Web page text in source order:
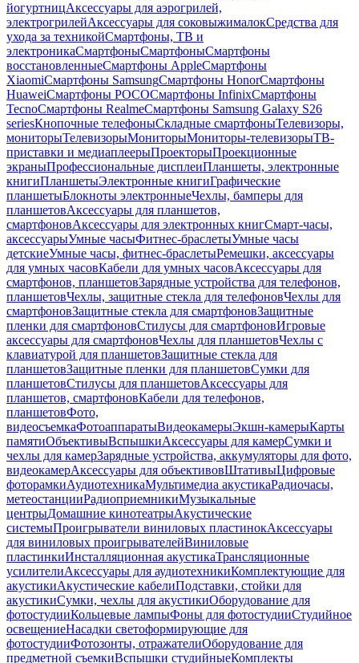
йогуртницАксессуары для аэрогрилей,
электрогрилейАксессуары для соковыжималокСредства для
ухода за техникойСмартфоны, ТВ и
электроникаСмартфоныСмартфоныСмартфоны
восстановленныеСмартфоны AppleСмартфоны
XiaomiСмартфоны SamsungСмартфоны HonorСмартфоны
HuaweiСмартфоны POCOСмартфоны InfinixСмартфоны
TecnoСмартфоны RealmeСмартфоны Samsung Galaxy S26
seriesКнопочные телефоныСкладные смартфоныТелевизоры,
мониторыТелевизорыМониторыМониторы-телевизорыТВ-
приставки и медиаплеерыПроекторыПроекционные
экраныПрофессиональные дисплеиПланшеты, электронные
книгиПланшетыЭлектронные книгиГрафические
планшетыБлокноты электронныеЧехлы, бамперы для
планшетовАксессуары для планшетов,
смартфоновАксессуары для электронных книгСмарт-часы,
аксессуарыУмные часыФитнес-браслетыУмные часы
детскиеУмные часы, фитнес-браслетыРемешки, аксессуары
для умных часовКабели для умных часовАксессуары для
смартфонов, планшетовЗарядные устройства для телефонов,
планшетовЧехлы, защитные стекла для телефоновЧехлы для
смартфоновЗащитные стекла для смартфоновЗащитные
пленки для смартфоновСтилусы для смартфоновИгровые
аксессуары для смартфоновЧехлы для планшетовЧехлы с
клавиатурой для планшетовЗащитные стекла для
планшетовЗащитные пленки для планшетовСумки для
планшетовСтилусы для планшетовАксессуары для
планшетов, смартфоновКабели для телефонов,
планшетовФото,
видеосъемкаФотоаппаратыВидеокамерыЭкшн-камерыКарты
памятиОбъективыВспышкиАксессуары для камерСумки и
чехлы для камерЗарядные устройства, аккумуляторы для фото,
видеокамерАксессуары для объективовШтативыЦифровые
фоторамкиАудиотехникаМультимедиа акустикаРадиочасы,
метеостанцииРадиоприемникиМузыкальные
центрыДомашние кинотеатрыАкустические
системыПроигрыватели виниловых пластинокАксессуары
для виниловых проигрывателейВиниловые
пластинкиИнсталляционная акустикаТрансляционные
усилителиАксессуары для аудиотехникиКомплектующие для
акустикиАкустические кабелиПодставки, стойки для
акустикиСумки, чехлы для акустикиОборудование для
фотостудииКольцевые лампыФоны для фотостудииСтудийное
освещениеНасадки светоформирующие для
фотостудииФотозонты, отражателиОборудование для
предметной съемкиВспышки студийныеКомплекты